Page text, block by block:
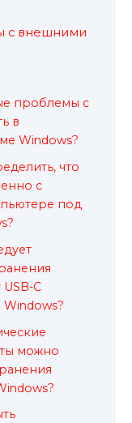
с внешними
проблемы с
в
Windows?
что
с
под
C
Windows?
можно